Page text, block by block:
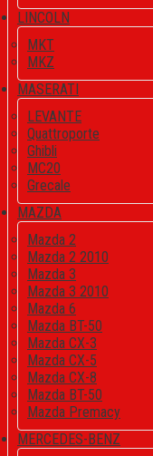
LINCOLN
MKT
MKZ
MASERATI
LEVANTE
Quattroporte
Ghibli
MC20
Grecale
MAZDA
Mazda 2
Mazda 2 2010
Mazda 3
Mazda 3 2010
Mazda 6
Mazda BT-50
Mazda CX-3
Mazda CX-5
Mazda CX-8
Mazda BT-50
Mazda Premacy
MERCEDES-BENZ